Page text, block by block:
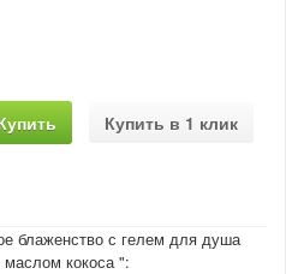
Купить в 1 клик
блаженство с гелем для душа
кокоса ":